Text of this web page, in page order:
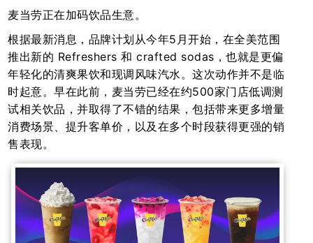
麦当劳正在加码饮品生意。
根据最新消息，品牌计划从今年5月开始，在全美范围
推出新的 Refreshers 和 crafted sodas，也就是更偏
年轻化的清爽果饮和现调风味汽水。这次动作并不是临
时起意。早在此前，麦当劳已经在约500家门店低调测
试相关饮品，并取得了不错的结果，包括带来更多增量
消费场景、提升客单价，以及在多个时段获得更强的销
售表现。